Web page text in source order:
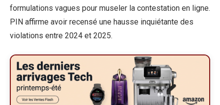
formulations vagues pour museler la contestation en ligne.
PIN affirme avoir recensé une hausse inquiétante des
violations entre 2024 et 2025.